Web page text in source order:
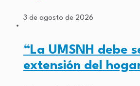
3 de agosto de 2026
“La UMSNH debe
extensión del